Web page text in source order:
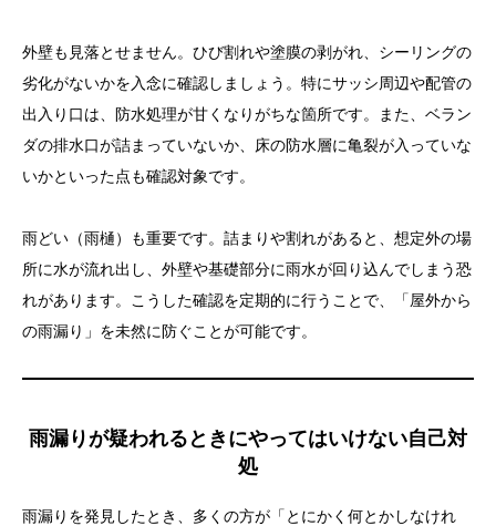
外壁も見落とせません。ひび割れや塗膜の剥がれ、シーリングの
劣化がないかを入念に確認しましょう。特にサッシ周辺や配管の
出入り口は、防水処理が甘くなりがちな箇所です。また、ベラン
ダの排水口が詰まっていないか、床の防水層に亀裂が入っていな
いかといった点も確認対象です。
雨どい（雨樋）も重要です。詰まりや割れがあると、想定外の場
所に水が流れ出し、外壁や基礎部分に雨水が回り込んでしまう恐
れがあります。こうした確認を定期的に行うことで、「屋外から
の雨漏り」を未然に防ぐことが可能です。
雨漏りが疑われるときにやってはいけない自己対
処
雨漏りを発見したとき、多くの方が「とにかく何とかしなけれ